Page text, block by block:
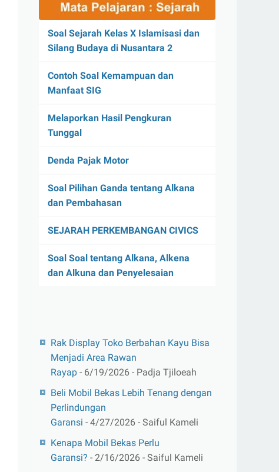
Soal Sejarah Kelas X Islamisasi dan
Silang Budaya di Nusantara 2
Contoh Soal Kemampuan dan
Manfaat SIG
Melaporkan Hasil Pengkuran
Tunggal
Denda Pajak Motor
Soal Pilihan Ganda tentang Alkana
dan Pembahasan
SEJARAH PERKEMBANGAN CIVICS
Soal Soal tentang Alkana, Alkena
dan Alkuna dan Penyelesaian
Rak Display Toko Berbahan Kayu Bisa
Menjadi Area Rawan
Rayap - 6/19/2026 - Padja Tjiloeah
Beli Mobil Bekas Lebih Tenang dengan
Perlindungan
Garansi - 4/27/2026 - Saiful Kameli
Kenapa Mobil Bekas Perlu
Garansi? - 2/16/2026 - Saiful Kameli